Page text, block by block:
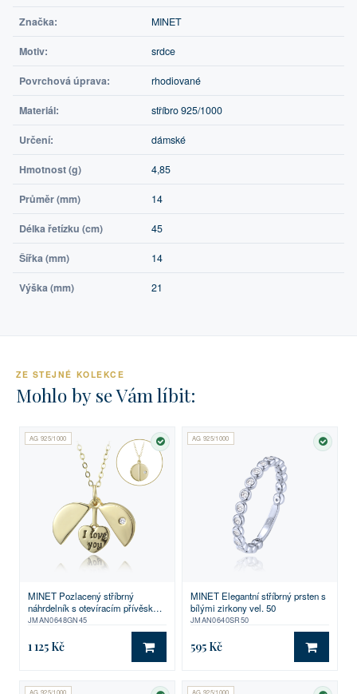
Značka: MINET
Motiv: srdce
Povrchová úprava: rhodiované
Materiál: stříbro 925/1000
Určení: dámské
Hmotnost (g) 4,85
Průměr (mm) 14
Délka řetízku (cm) 45
Šířka (mm) 14
Výška (mm) 21
ZE STEJNÉ KOLEKCE
Mohlo by se Vám líbit:
AG 925/1000
SKLADEM
MINET Pozlacený stříbrný
náhrdelník s otevíracím přívěskem
a srdíčkem s nápisem "I love you"
JMAN0648GN45
1 125 Kč DO KOŠÍKU
AG 925/1000
MINET Elegantní stříbrný prsten s
bílými zirkony vel. 50
JMAN0640SR50
595 Kč DO
AG 925/1000 AG 925/1000